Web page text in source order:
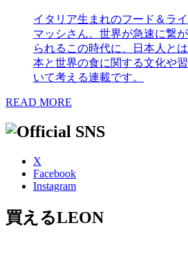
イタリア生まれのフード＆ラ
マッシさん。世界が急速に繋
られるこの時代に、日本人と
本と世界の食に関する文化や
いて考える連載です。
READ MORE
X
Facebook
Instagram
買えるLEON